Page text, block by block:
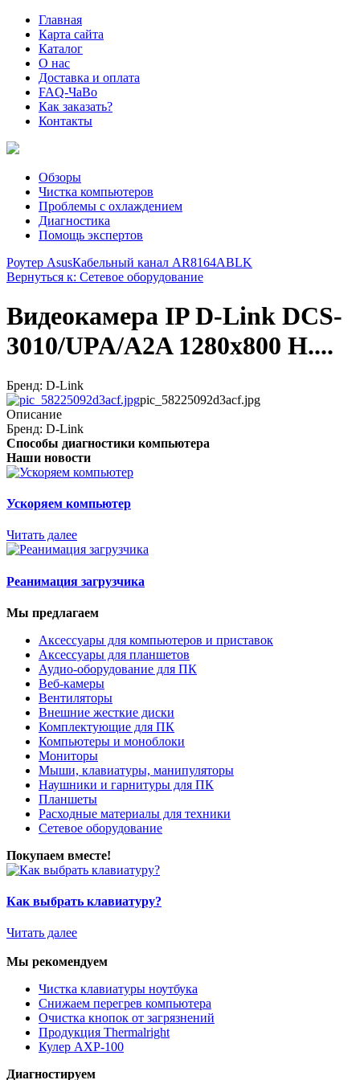
Главная
Карта сайта
Каталог
О нас
Доставка и оплата
FAQ-ЧаВо
Как заказать?
Контакты
Обзоры
Чистка компьютеров
Проблемы с охлаждением
Диагностика
Помощь экспертов
Роутер AsusКабельный канал AR8164ABLK
Вернуться к: Сетевое оборудование
Видеокамера IP D-Link DCS-
3010/UPA/A2A 1280х800 H....
Бренд: D-Link
pic_58225092d3acf.jpg
Описание
Бренд: D-Link
Способы диагностики компьютера
Наши новости
Ускоряем компьютер
Читать далее
Реанимация загрузчика
Мы предлагаем
Аксессуары для компьютеров и приставок
Аксессуары для планшетов
Аудио-оборудование для ПК
Веб-камеры
Вентиляторы
Внешние жесткие диски
Комплектующие для ПК
Компьютеры и моноблоки
Мониторы
Мыши, клавиатуры, манипуляторы
Наушники и гарнитуры для ПК
Планшеты
Расходные материалы для техники
Сетевое оборудование
Покупаем вместе!
Как выбрать клавиатуру?
Читать далее
Мы рекомендуем
Чистка клавиатуры ноутбука
Снижаем перегрев компьютера
Очистка кнопок от загрязнений
Продукция Thermalright
Кулер AXP-100
Диагностируем